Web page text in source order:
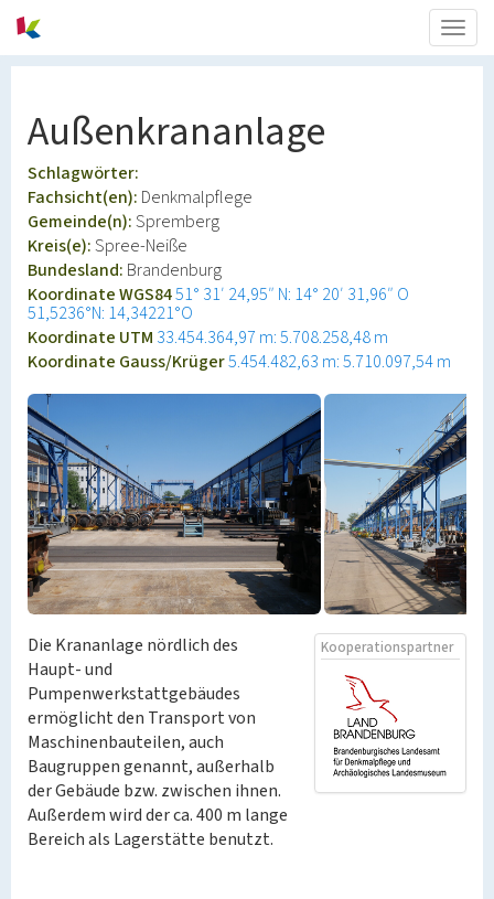
Außenkrananlage
Schlagwörter:
Fachsicht(en): Denkmalpflege
Gemeinde(n):Spremberg
Kreis(e):Spree-Neiße
Bundesland: Brandenburg
Koordinate WGS8451° 31′ 24,95″ N: 14° 20′ 31,96″ O
51,5236°N: 14,34221°O
Koordinate UTM 33.454.364,97 m: 5.708.258,48 m
Koordinate Gauss/Krüger5.454.482,63 m: 5.710.097,54 m
Kooperationspartner
Die Krananlage nördlich des
Haupt- und
Pumpenwerkstattgebäudes
ermöglicht den Transport von
Maschinenbauteilen, auch
Baugruppen genannt, außerhalb
der Gebäude bzw. zwischen ihnen.
Außerdem wird der ca. 400 m lange
Bereich als Lagerstätte benutzt.